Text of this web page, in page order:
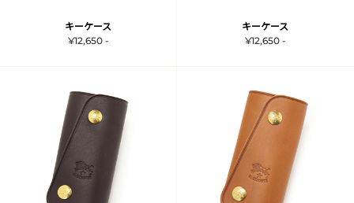
キーケース
¥12,650 -
キーケース
¥12,650 -